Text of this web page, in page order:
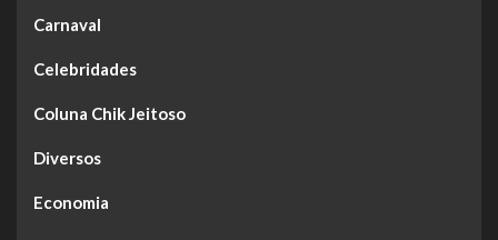
Carnaval
Celebridades
Coluna Chik Jeitoso
Diversos
Economia